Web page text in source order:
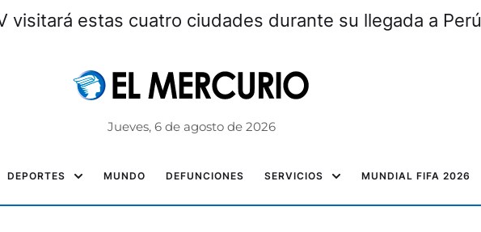
visitará estas cuatro ciudades durante su llegada a Perú
Jueves, 6 de agosto de 2026
DEPORTES MUNDO DEFUNCIONES SERVICIOS MUNDIAL FIFA 2026